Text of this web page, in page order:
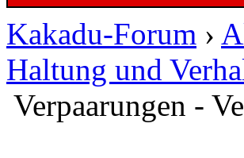
Kakadu-Forum ›
Haltung und
Verpaarungen -